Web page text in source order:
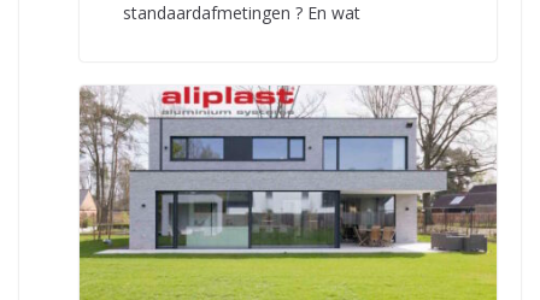
standaardafmetingen ? En wat